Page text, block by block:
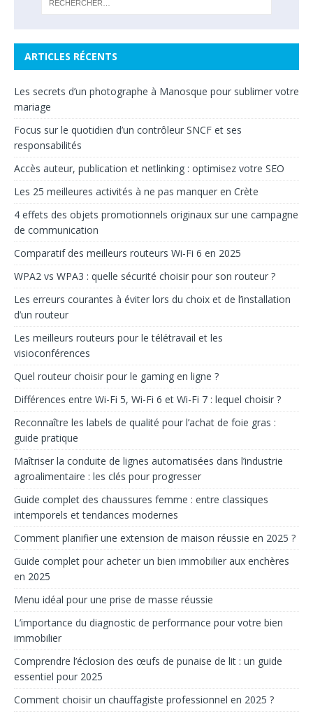
ARTICLES RÉCENTS
Les secrets d’un photographe à Manosque pour sublimer votre
mariage
Focus sur le quotidien d’un contrôleur SNCF et ses
responsabilités
Accès auteur, publication et netlinking : optimisez votre SEO
Les 25 meilleures activités à ne pas manquer en Crète
4 effets des objets promotionnels originaux sur une campagne
de communication
Comparatif des meilleurs routeurs Wi-Fi 6 en 2025
WPA2 vs WPA3 : quelle sécurité choisir pour son routeur ?
Les erreurs courantes à éviter lors du choix et de l’installation
d’un routeur
Les meilleurs routeurs pour le télétravail et les
visioconférences
Quel routeur choisir pour le gaming en ligne ?
Différences entre Wi-Fi 5, Wi-Fi 6 et Wi-Fi 7 : lequel choisir ?
Reconnaître les labels de qualité pour l’achat de foie gras :
guide pratique
Maîtriser la conduite de lignes automatisées dans l’industrie
agroalimentaire : les clés pour progresser
Guide complet des chaussures femme : entre classiques
intemporels et tendances modernes
Comment planifier une extension de maison réussie en 2025 ?
Guide complet pour acheter un bien immobilier aux enchères
en 2025
Menu idéal pour une prise de masse réussie
L’importance du diagnostic de performance pour votre bien
immobilier
Comprendre l’éclosion des œufs de punaise de lit : un guide
essentiel pour 2025
Comment choisir un chauffagiste professionnel en 2025 ?